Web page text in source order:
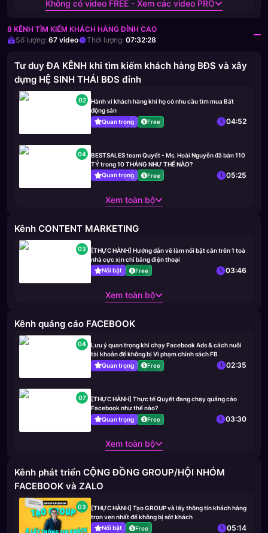
Không có video FREE - Xem các video PRO
8 KÊNH TÌM KIẾM KHÁCH HÀNG ĐỈNH CAO
Số lượng: 67 video Thời lượng: 07:32:28
Tư duy ĐA KÊNH khi tìm kiếm khách hàng BĐS và xây
dựng HỆ SINH THÁI BĐS đỉnh
02
Hành vi khách hàng khi họ có nhu cầu tìm mua Bất
động sản
Quan trọng
Free 04:52
04
BESTSALES team Quyết - Ms. Hoài Nguyễn đã bán 110
TỶ trong 10 THÁNG NHƯ THẾ NÀO?
Quan trọng
Free 05:25
Xem toàn bộ
Kênh CONTENT MARKETING
03
[THỰC HÀNH] Hướng dẫn vẽ làm nổi bật căn trên 1 toà
nhà cực xịn chỉ bằng điện thoại
Nổi bật
Free 03:46
Xem toàn bộ
Kênh quảng cáo FACEBOOK
04
Lưu ý quan trọng khi chạy Facebook Ads & cách nuôi
tài khoản để không bị Vi phạm chính sách FB
Quan trọng
Free 02:35
07
[THỰC HÀNH] Thực tế Quyết đang chạy quảng cáo
Facebook như thế nào?
Quan trọng
Free 03:30
Xem toàn bộ
Kênh phát triển CỘNG ĐỒNG GROUP/HỘI NHÓM
FACEBOOK và ZALO
03
[THỰC HÀNH] Tạo GROUP và lấy thông tin khách hàng
trọn vẹn nhất để không bị sót khách
Nổi bật
Free 05:14